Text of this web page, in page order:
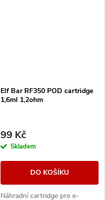
Elf Bar RF350 POD cartridge
1,6ml 1,2ohm
99 Kč
Skladem
DO KOŠÍKU
Náhradní cartridge pro e-